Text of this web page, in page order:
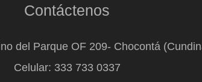
Contáctenos
del Parque OF 209- Chocontá
Celular: 333 733 0337